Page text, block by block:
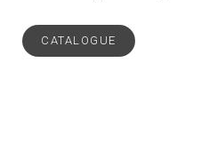
CATALOGUE